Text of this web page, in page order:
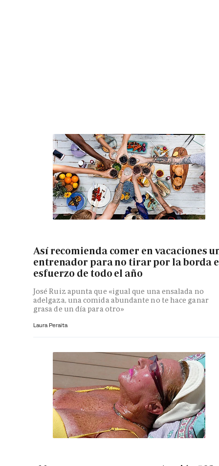
Así recomienda comer en vacaciones
entrenador para no tirar por la borda
esfuerzo de todo el año
José Ruiz apunta que «igual que una ensalada no
adelgaza, una comida abundante no te hace ganar
grasa de un día para otro»
Laura Peraita